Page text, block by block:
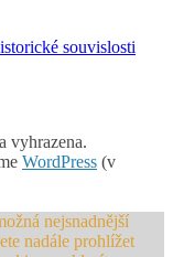
souvislosti
vyhrazena.
WordPress (v
nejsnadnější
nadále prohlížet